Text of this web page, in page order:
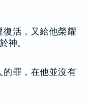
活，又給他榮耀
神。
罪，在他並沒有